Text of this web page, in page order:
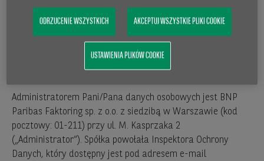
Faktoring sp. z o.o.
Wiem, że mam prawo w dowolnym momencie wycofać ww.
zgodę. Wiem również, że wycofanie ww. zgody nie wpływa
na zgodność z prawem przetwarzania, którego dokonano
Administratorem Pani/Pana danych osobowych jest BNP
Paribas Faktoring sp. z o.o. z siedzibą w Warszawie (kod
pocztowy: 01-211) przy ul. M. Kasprzaka 2
(„Administrator”). Spółka powołała Inspektora Ochrony
Danych, który dostępny jest pod adresem e-mail
ODRZUCENIE WSZYSTKICH AKCEPTUJ WSZYSTKIE PLIKI COOKIE
USTAWIENIA PLIKÓW COOKIE